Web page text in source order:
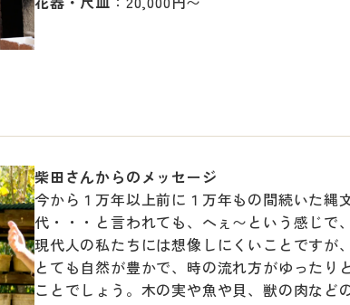
柴田さんからのメッセージ
今から１万年以上前に１万年もの間続いた縄
代・・・と言われても、へぇ〜という感じで
現代人の私たちには想像しにくいことですが
とても自然が豊かで、時の流れ方がゆったり
ことでしょう。木の実や魚や貝、獣の肉など